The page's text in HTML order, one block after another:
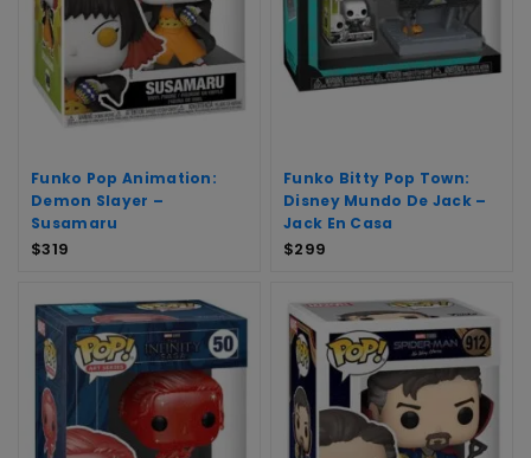
Funko Pop Animation:
Demon Slayer –
Susamaru
$319
Funko Bitty Pop Town:
Disney Mundo De Jack –
Jack En Casa
$299